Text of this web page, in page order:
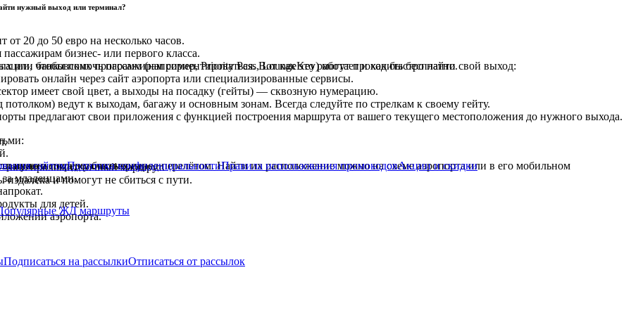
20 до 50 евро на несколько часов.
бизнес- или первого класса.
банковских программ (например, Priority Pass, LoungeKey) могут проходить бесплатно.
онлайн через сайт аэропорта или специализированные сервисы.
нужно сосредоточиться перед перелётом. Найти их расположение можно на схеме аэропорта или в его мобильном
нужный выход или терминал?
чтобы помочь пассажирам сориентироваться. Вот как это работает и как быстро найти свой выход:
имеет свой цвет, а выходы на посадку (гейты) — сквозную нумерацию.
ведут к выходам, багажу и основным зонам. Всегда следуйте по стрелкам к своему гейту.
предлагают свои приложения с функцией построения маршрута от вашего текущего местоположения до нужного выхода.
оно проложит точный маршрут.
и помогут не сбиться с пути.
и посадку без очереди.
младенцами.
для детей.
аэропорта.
сайтомПолитика конфиденциальностиПравила использования промокодовАкции и скидки
ЖД маршруты
Подписаться на рассылкиОтписаться от рассылок